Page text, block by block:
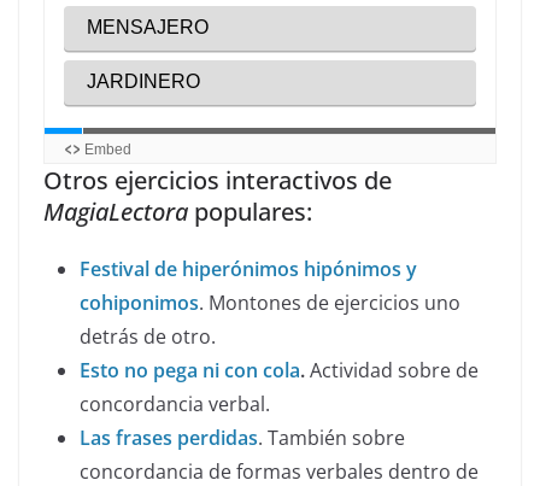
Otros ejercicios interactivos de
MagiaLectora populares:
Festival de hiperónimos hipónimos y
cohiponimos. Montones de ejercicios uno
detrás de otro.
Esto no pega ni con cola.Actividad sobre de
concordancia verbal.
Las frases perdidas. También sobre
concordancia de formas verbales dentro de